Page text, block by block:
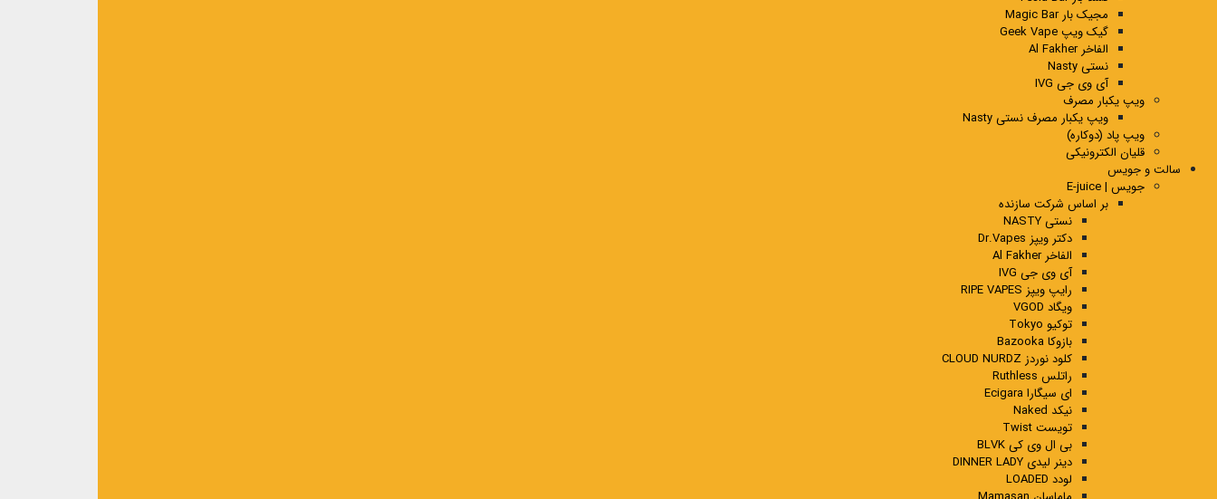
مجیک بار Magic Bar
گیک ویپ Geek Vape
الفاخر Al Fakher
نستی Nasty
آی وی جی IVG
ویپ یکبار مصرف
ویپ یکبار مصرف نستی Nasty
ویپ پاد (دوکاره)
قلیان الکترونیکی
سالت و جویس
جویس | E-juice
بر اساس شرکت سازنده
نستی NASTY
دکتر ویپز Dr.Vapes
الفاخر Al Fakher
آی وی جی IVG
رایپ ویپز RIPE VAPES
ویگاد VGOD
توکیو Tokyo
بازوکا Bazooka
کلود نوردز CLOUD NURDZ
راتلس Ruthless
ای سیگارا Ecigara
نیکد Naked
تویست Twist
بی ال وی کی BLVK
دینر لیدی DINNER LADY
لودد LOADED